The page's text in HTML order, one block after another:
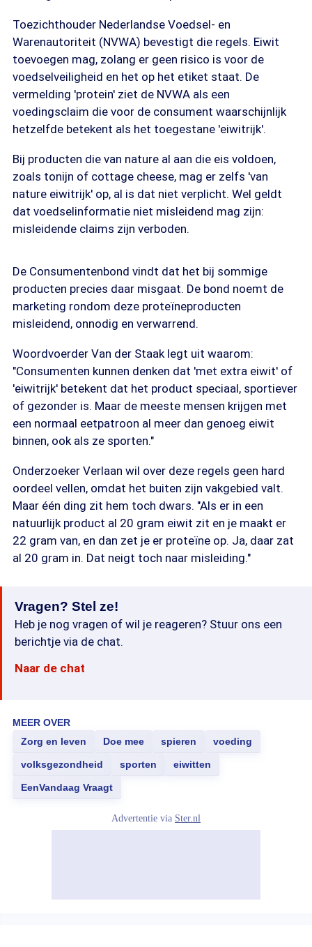
Toezichthouder Nederlandse Voedsel- en
Warenautoriteit (NVWA) bevestigt die regels. Eiwit
toevoegen mag, zolang er geen risico is voor de
voedselveiligheid en het op het etiket staat. De
vermelding 'protein' ziet de NVWA als een
voedingsclaim die voor de consument waarschijnlijk
hetzelfde betekent als het toegestane 'eiwitrijk'.
Bij producten die van nature al aan die eis voldoen,
zoals tonijn of cottage cheese, mag er zelfs 'van
nature eiwitrijk' op, al is dat niet verplicht. Wel geldt
dat voedselinformatie niet misleidend mag zijn:
misleidende claims zijn verboden.
De Consumentenbond vindt dat het bij sommige
producten precies daar misgaat. De bond noemt de
marketing rondom deze proteïneproducten
misleidend, onnodig en verwarrend.
Woordvoerder Van der Staak legt uit waarom:
"Consumenten kunnen denken dat 'met extra eiwit' of
'eiwitrijk' betekent dat het product speciaal, sportiever
of gezonder is. Maar de meeste mensen krijgen met
een normaal eetpatroon al meer dan genoeg eiwit
binnen, ook als ze sporten."
Onderzoeker Verlaan wil over deze regels geen hard
oordeel vellen, omdat het buiten zijn vakgebied valt.
Maar één ding zit hem toch dwars. "Als er in een
natuurlijk product al 20 gram eiwit zit en je maakt er
22 gram van, en dan zet je er proteïne op. Ja, daar zat
al 20 gram in. Dat neigt toch naar misleiding."
Vragen? Stel ze!
Heb je nog vragen of wil je reageren? Stuur ons een
berichtje via de chat.
Naar de chat
MEER OVER
Zorg en leven
Doe mee spieren voeding
volksgezondheid sporten eiwitten
EenVandaag Vraagt
Advertentie via Ster.nl